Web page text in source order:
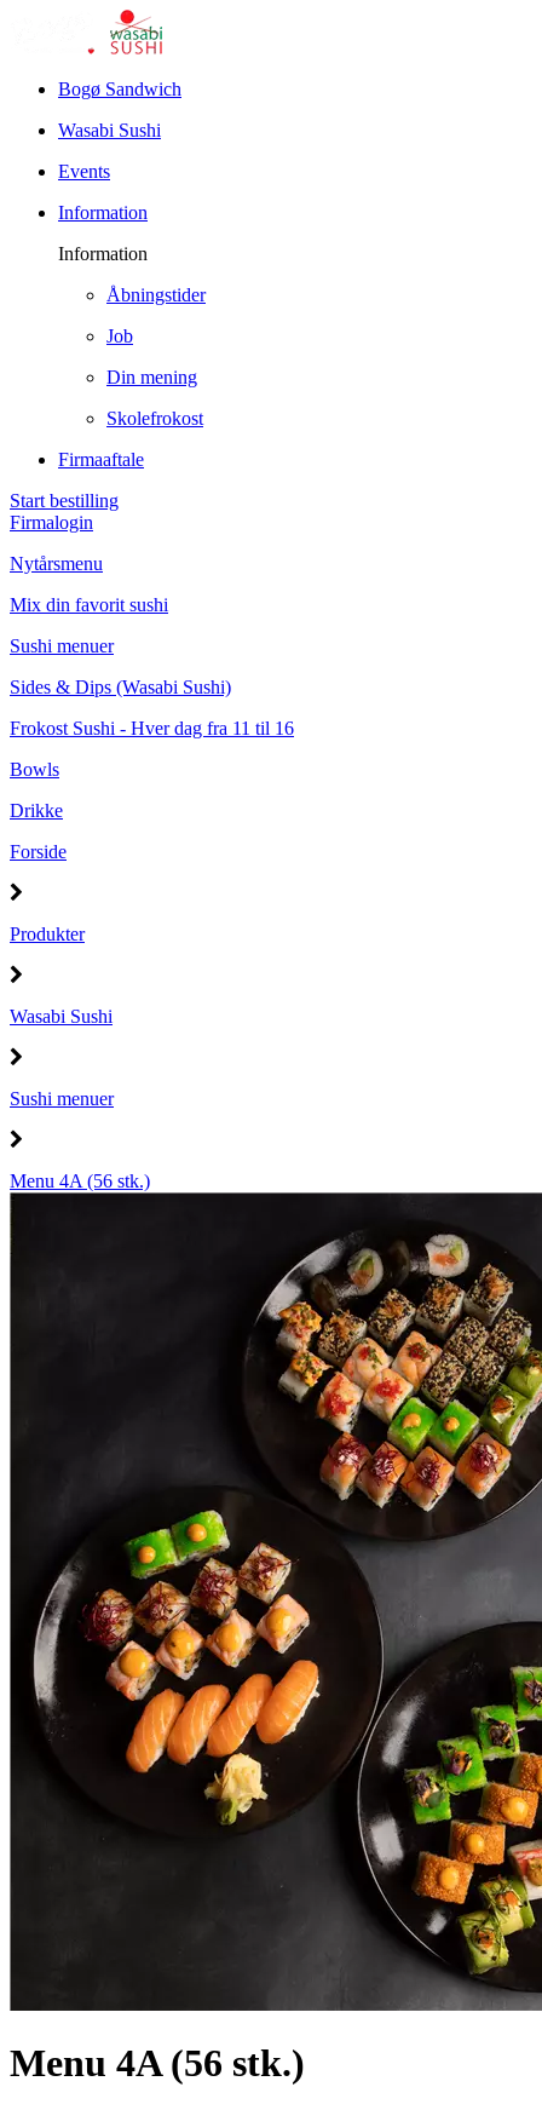
Bogø Sandwich
Wasabi Sushi
Events
Information
Information
Åbningstider
Job
Din mening
Skolefrokost
Firmaaftale
Start bestilling
Firmalogin
Nytårsmenu
Mix din favorit sushi
Sushi menuer
Sides & Dips (Wasabi Sushi)
Frokost Sushi - Hver dag fra 11 til 16
Bowls
Drikke
Forside
Produkter
Wasabi Sushi
Sushi menuer
Menu 4A (56 stk.)
Menu 4A (56 stk.)